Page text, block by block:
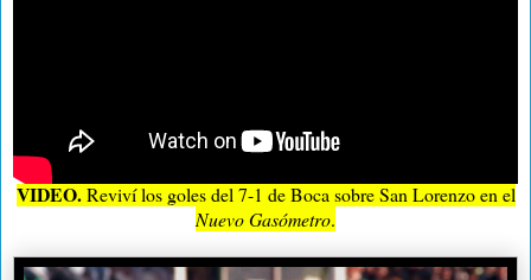
VIDEO.Reviví los goles del 7-1 de Boca sobre San Lorenzo en el
Nuevo Gasómetro.